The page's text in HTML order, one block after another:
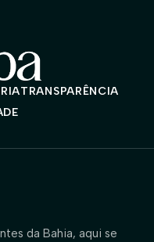
TRANSPARÊNCIA
da Bahia, aqui se